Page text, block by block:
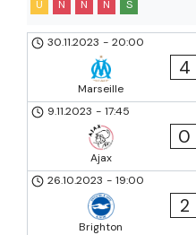
U N N N S
30.11.2023 - 20:00
Marseille
4
9.11.2023 - 17:45
Ajax
0
26.10.2023 - 19:00
Brighton
2